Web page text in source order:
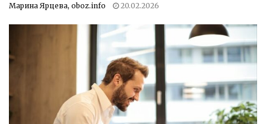
Марина Ярцева, oboz.info 20.02.2026